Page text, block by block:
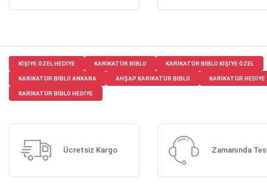
KIŞIYE ÖZEL HEDIYE KARIKATÜR BIBLO KARIKATÜR BIBLO KIŞIYE ÖZEL
KARIKATÜR BIBLO ANKARA AHŞAP KARIKATÜR BIBLO KARIKATÜR HEDIYE
KARIKATÜR BIBLO HEDIYE
Ücretsiz Kargo Zamanında